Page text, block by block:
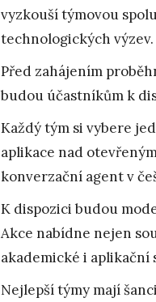
vyzkouší týmovou
technologických výzev.
Před zahájením
budou účastníkům k
Každý tým si vybere
aplikace nad
konverzační agent v
K dispozici budou
Akce nabídne nejen
akademické i aplikační
Nejlepší týmy mají